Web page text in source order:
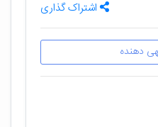
اشتراک گذاری
دهنده